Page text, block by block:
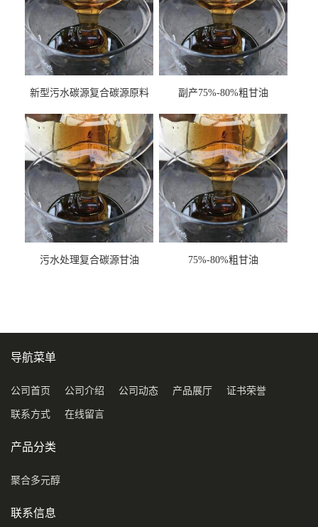
新型污水碳源复合碳源原料
副产75%-80%粗甘油
污水处理复合碳源甘油
75%-80%粗甘油
导航菜单
公司首页 公司介绍 公司动态 产品展厅 证书荣誉
联系方式 在线留言
产品分类
聚合多元醇
联系信息